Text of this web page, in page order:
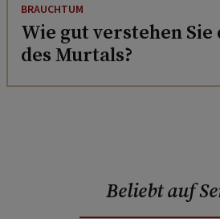
BRAUCHTUM
Wie gut verstehen
des Murtals?
Beliebt auf